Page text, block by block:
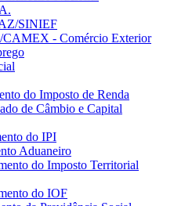
SINIEF
- Comércio Exterior
do Imposto de Renda
de Câmbio e Capital
do IPI
Aduaneiro
do Imposto Territorial
do IOF